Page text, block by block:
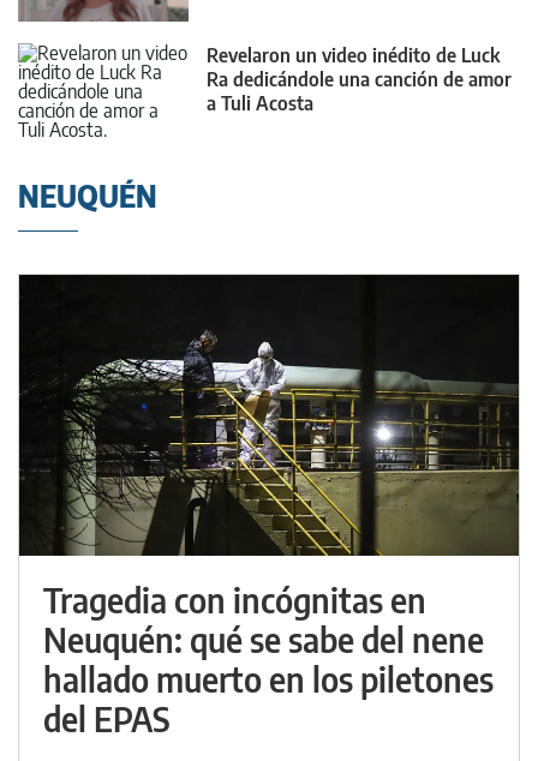
Revelaron un video inédito de Luck
Ra dedicándole una canción de amor
a Tuli Acosta
NEUQUÉN
Tragedia con incógnitas en
Neuquén: qué se sabe del nene
hallado muerto en los piletones
del EPAS